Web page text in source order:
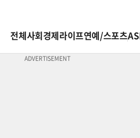
전체사회경제라이프연예/스포츠